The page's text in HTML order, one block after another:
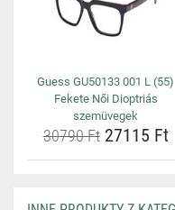
Guess GU50133 001 L (55)
Fekete Női Dioptriás
szemüvegek
30790 Ft27115 Ft